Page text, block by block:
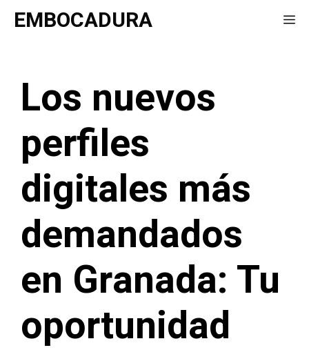
SaltarEMBOCADURA
Los nuevos
perfiles
digitales más
demandados
en Granada: Tu
oportunidad